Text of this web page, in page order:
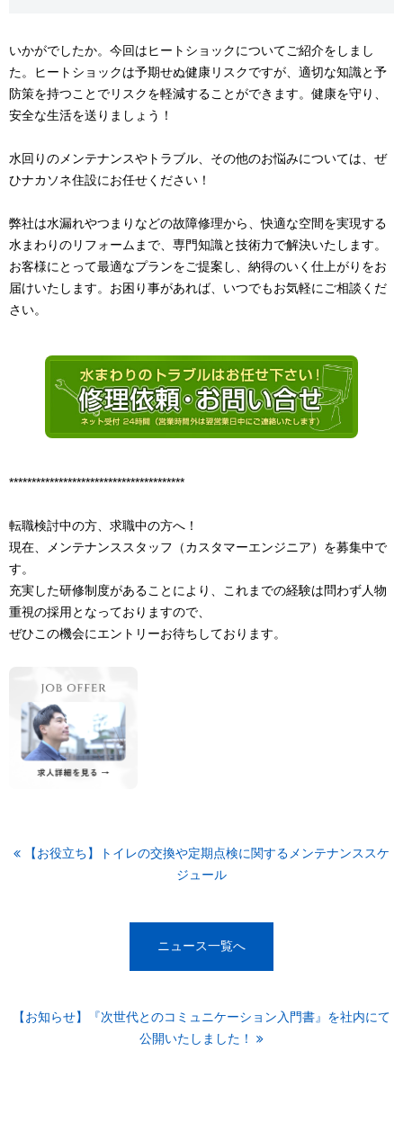
いかがでしたか。今回はヒートショックについてご紹介をしまし
た。ヒートショックは予期せぬ健康リスクですが、適切な知識と予
防策を持つことでリスクを軽減することができます。健康を守り、
安全な生活を送りましょう！
水回りのメンテナンスやトラブル、その他のお悩みについては、ぜ
ひナカソネ住設にお任せください！
弊社は水漏れやつまりなどの故障修理から、快適な空間を実現する
水まわりのリフォームまで、専門知識と技術力で解決いたします。
お客様にとって最適なプランをご提案し、納得のいく仕上がりをお
届けいたします。お困り事があれば、いつでもお気軽にご相談くだ
さい。
***************************************
転職検討中の方、求職中の方へ！
現在、メンテナンススタッフ（カスタマーエンジニア）を募集中で
す。
充実した研修制度があることにより、これまでの経験は問わず人物
重視の採用となっておりますので、
ぜひこの機会にエントリーお待ちしております。
【お役立ち】トイレの交換や定期点検に関するメンテナンススケ
ジュール
ニュース一覧へ
【お知らせ】『次世代とのコミュニケーション入門書』を社内にて
公開いたしました！